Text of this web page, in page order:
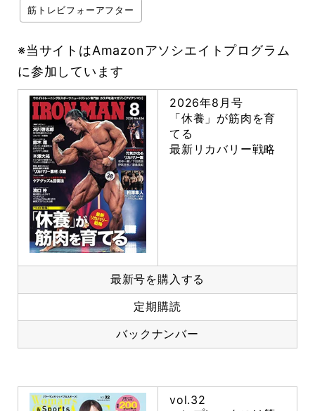
筋トレビフォーアフター
※当サイトはAmazonアソシエイトプログラム
に参加しています
2026年8月号
「休養」が筋肉を育
てる
最新リカバリー戦略
最新号を購入する
定期購読
バックナンバー
vol.32